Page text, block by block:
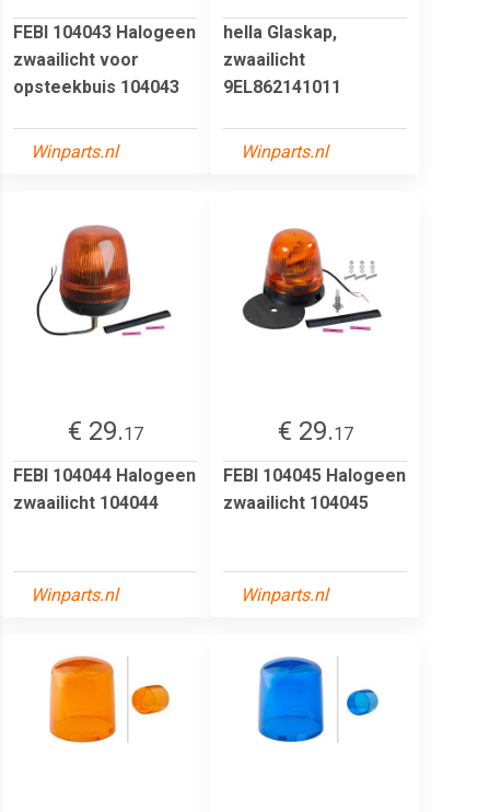
FEBI 104043 Halogeen
zwaailicht voor
opsteekbuis 104043
Winparts.nl
hella Glaskap,
zwaailicht
9EL862141011
Winparts.nl
€ 29.17
FEBI 104044 Halogeen
zwaailicht 104044
Winparts.nl
€ 29.17
FEBI 104045 Halogeen
zwaailicht 104045
Winparts.nl